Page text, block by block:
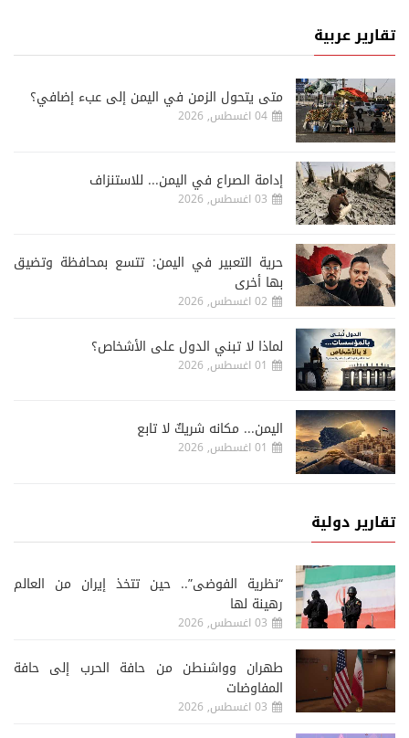
تقارير عربية
متى يتحول الزمن في اليمن إلى عبء إضافي؟
04 اغسطس, 2026
إدامة الصراع في اليمن... للاستنزاف
03 اغسطس, 2026
حرية التعبير في اليمن: تتسع بمحافظة وتضيق
بها أخرى
02 اغسطس, 2026
لماذا لا تبني الدول على الأشخاص؟
01 اغسطس, 2026
اليمن... مكانه شريكٌ لا تابع
01 اغسطس, 2026
تقارير دولية
“نظرية الفوضى”.. حين تتخذ إيران من العالم
رهينة لها
03 اغسطس, 2026
طهران وواشنطن من حافة الحرب إلى حافة
المفاوضات
03 اغسطس, 2026